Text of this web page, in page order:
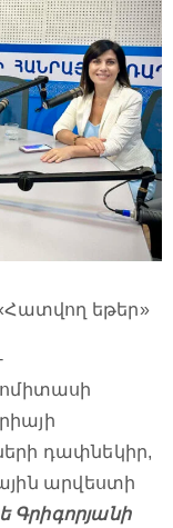
եթեր»
դափնեկիր,
արվեստի
Գրիգորյանի